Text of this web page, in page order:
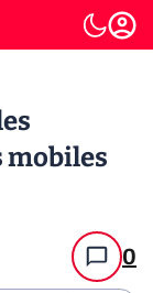
mobiles
0